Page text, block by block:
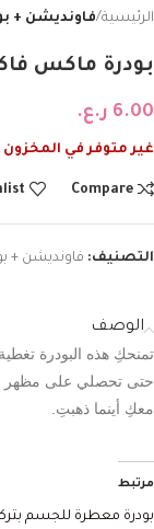
الرئيسية فاونديشن +
بودرة ماكس
6.00 ر.ع.
غير متوفر في المخزون
Compare
التصنيف: فاونديشن +
الوصف
تمنحكِ هذه البودرة تغطية
حتى تحصلي على مظهر
معكِ أينما ذهبتِ
مرتبط
بودرة معطرة للجسم